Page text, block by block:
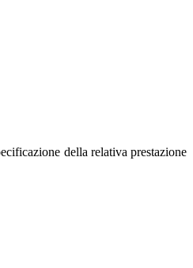
della relativa prestazione